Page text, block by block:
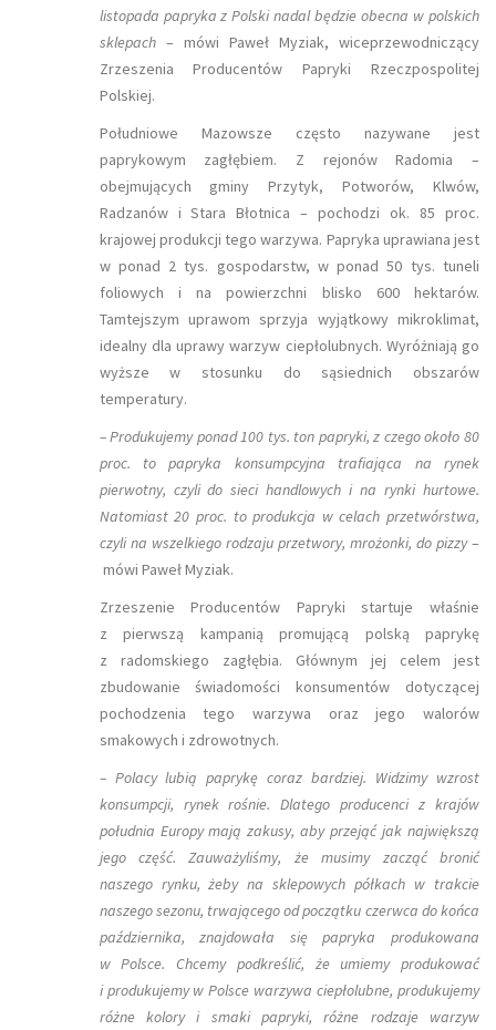
listopada papryka z Polski nadal będzie obecna w polskich
sklepach– mówi Paweł Myziak, wiceprzewodniczący
Zrzeszenia Producentów Papryki Rzeczpospolitej
Polskiej.
Południowe Mazowsze często nazywane jest
paprykowym zagłębiem. Z rejonów Radomia –
obejmujących gminy Przytyk, Potworów, Klwów,
Radzanów i Stara Błotnica – pochodzi ok. 85 proc.
krajowej produkcji tego warzywa. Papryka uprawiana jest
w ponad 2 tys. gospodarstw, w ponad 50 tys. tuneli
foliowych i na powierzchni blisko 600 hektarów.
Tamtejszym uprawom sprzyja wyjątkowy mikroklimat,
idealny dla uprawy warzyw ciepłolubnych. Wyróżniają go
wyższe w stosunku do sąsiednich obszarów
temperatury.
– Produkujemy ponad 100 tys. ton papryki, z czego około 80
proc. to papryka konsumpcyjna trafiająca na rynek
pierwotny, czyli do sieci handlowych i na rynki hurtowe.
Natomiast 20 proc. to produkcja w celach przetwórstwa,
czyli na wszelkiego rodzaju przetwory, mrożonki, do pizzy–
mówi Paweł Myziak.
Zrzeszenie Producentów Papryki startuje właśnie
z pierwszą kampanią promującą polską paprykę
z radomskiego zagłębia. Głównym jej celem jest
zbudowanie świadomości konsumentów dotyczącej
pochodzenia tego warzywa oraz jego walorów
smakowych i zdrowotnych.
– Polacy lubią paprykę coraz bardziej. Widzimy wzrost
konsumpcji, rynek rośnie. Dlatego producenci z krajów
południa Europy mają zakusy, aby przejąć jak największą
jego część. Zauważyliśmy, że musimy zacząć bronić
naszego rynku, żeby na sklepowych półkach w trakcie
naszego sezonu, trwającego od początku czerwca do końca
października, znajdowała się papryka produkowana
w Polsce. Chcemy podkreślić, że umiemy produkować
i produkujemy w Polsce warzywa ciepłolubne, produkujemy
różne kolory i smaki papryki, różne rodzaje warzyw